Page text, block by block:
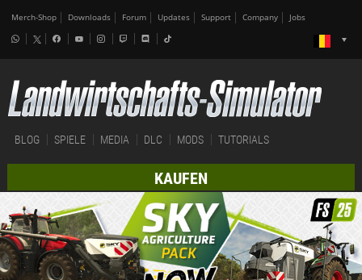
Merch-Shop Downloads Forum Updates Support Company Jobs
BLOG SPIELE MEDIA DLC MODS TUTORIALS
KAUFEN